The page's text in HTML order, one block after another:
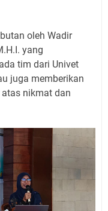
oleh Wadir
yang
tim dari Univet
juga memberikan
nikmat dan